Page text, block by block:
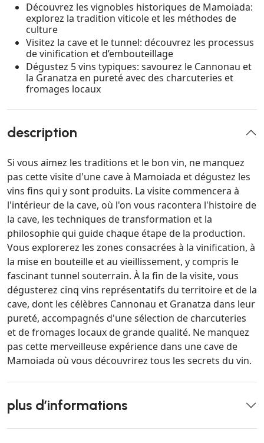
Découvrez les vignobles historiques de Mamoiada:
explorez la tradition viticole et les méthodes de
culture
Visitez la cave et le tunnel: découvrez les processus
de vinification et d’embouteillage
Dégustez 5 vins typiques: savourez le Cannonau et
la Granatza en pureté avec des charcuteries et
fromages locaux
description
Si vous aimez les traditions et le bon vin, ne manquez
pas cette visite d'une cave à Mamoiada et dégustez les
vins fins qui y sont produits. La visite commencera à
l'intérieur de la cave, où l'on vous racontera l'histoire de
la cave, les techniques de transformation et la
philosophie qui guide chaque étape de la production.
Vous explorerez les zones consacrées à la vinification, à
la mise en bouteille et au vieillissement, y compris le
fascinant tunnel souterrain. À la fin de la visite, vous
dégusterez cinq vins représentatifs du territoire et de la
cave, dont les célèbres Cannonau et Granatza dans leur
pureté, accompagnés d'une sélection de charcuteries
et de fromages locaux de grande qualité. Ne manquez
pas cette merveilleuse expérience dans une cave de
Mamoiada où vous découvrirez tous les secrets du vin.
plus d’informations